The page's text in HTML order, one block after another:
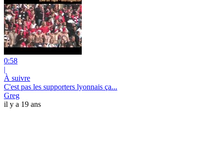
0:58
|
À suivre
C'est pas les supporters lyonnais ça...
Greg
il y a 19 ans